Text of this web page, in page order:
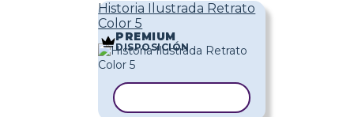
Historia Ilustrada Retrato
Color 5
PREMIUM
DISPOSICIÓN